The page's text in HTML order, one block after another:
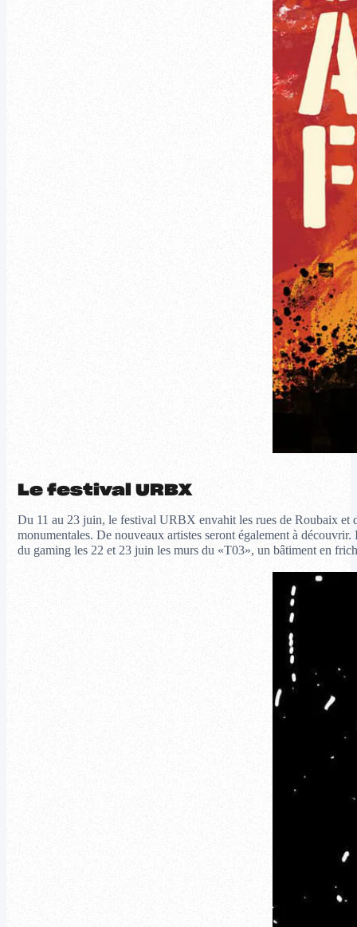
Le festival URBX
Du 11 au 23 juin, le festival URBX envahit les rues de Roubaix et
monumentales. De nouveaux artistes seront également à
du gaming les 22 et 23 juin les murs du «T03», un bâtiment en